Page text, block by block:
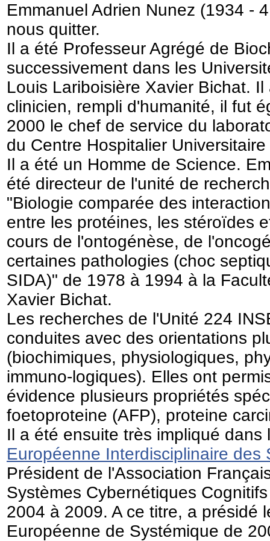
Emmanuel Adrien Nunez (1934 -
nous quitter.
Il a été Professeur Agrégé de
successivement dans les
Louis Lariboisière Xavier Bichat.
clinicien, rempli d'humanité, il fut
2000 le chef de service du
du Centre Hospitalier
Il a été un Homme de Science.
été directeur de l'unité de
"Biologie comparée des
entre les protéines, les stéroïdes
cours de l'ontogénèse, de
certaines pathologies (choc
SIDA)" de 1978 à 1994 à la
Xavier Bichat.
Les recherches de l'Unité 224
conduites avec des orientations
(biochimiques, physiologiques,
immuno-logiques). Elles ont
évidence plusieurs propriétés
foetoproteine (AFP), proteine
Il a été ensuite très impliqué dans
Européenne Interdisciplinaire des
Président de l'Association
Systèmes Cybernétiques
2004 à 2009. A ce titre, a présidé
Européenne de Systémique de